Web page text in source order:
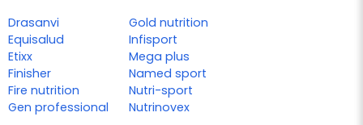
Drasanvi
Equisalud
Etixx
Finisher
Fire nutrition
Gen professional
Gold nutrition
Infisport
Mega plus
Named sport
Nutri-sport
Nutrinovex